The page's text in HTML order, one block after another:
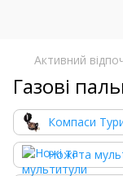
Активний
Газові
Компаси
Ножі та